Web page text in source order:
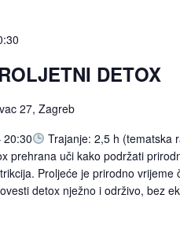
DETOX
27, Zagreb
20:30
Trajanje: 2,5 h (tematska
prehrana uči kako podržati
Proljeće je prirodno
detox nježno i održivo, bez